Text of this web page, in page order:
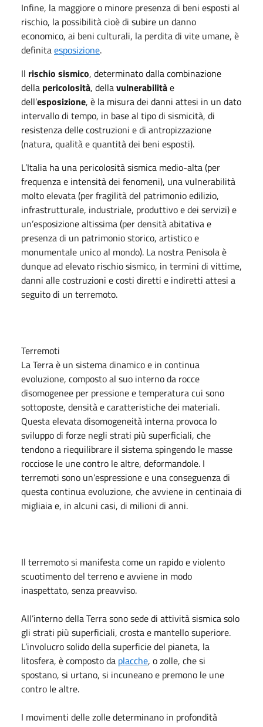
Infine, la maggiore o minore presenza di beni esposti al
rischio, la possibilità cioè di subire un danno
economico, ai beni culturali, la perdita di vite umane, è
definitaesposizione.
Il rischio sismico, determinato dalla combinazione
della pericolosità, dellavulnerabilitàe
dell’esposizione, è la misura dei danni attesi in un dato
intervallo di tempo, in base al tipo di sismicità, di
resistenza delle costruzioni e di antropizzazione
(natura, qualità e quantità dei beni esposti).
L’Italia ha una pericolosità sismica medio-alta (per
frequenza e intensità dei fenomeni), una vulnerabilità
molto elevata (per fragilità del patrimonio edilizio,
infrastrutturale, industriale, produttivo e dei servizi) e
un’esposizione altissima (per densità abitativa e
presenza di un patrimonio storico, artistico e
monumentale unico al mondo). La nostra Penisola è
dunque ad elevato rischio sismico, in termini di vittime,
danni alle costruzioni e costi diretti e indiretti attesi a
seguito di un terremoto.
Terremoti
La Terra è un sistema dinamico e in continua
evoluzione, composto al suo interno da rocce
disomogenee per pressione e temperatura cui sono
sottoposte, densità e caratteristiche dei materiali.
Questa elevata disomogeneità interna provoca lo
sviluppo di forze negli strati più superficiali, che
tendono a riequilibrare il sistema spingendo le masse
rocciose le une contro le altre, deformandole. I
terremoti sono un’espressione e una conseguenza di
questa continua evoluzione, che avviene in centinaia di
migliaia e, in alcuni casi, di milioni di anni.
Il terremoto si manifesta come un rapido e violento
scuotimento del terreno e avviene in modo
inaspettato, senza preavviso.
All’interno della Terra sono sede di attività sismica solo
gli strati più superficiali, crosta e mantello superiore.
L’involucro solido della superficie del pianeta, la
litosfera, è composto da placche, o zolle, che si
spostano, si urtano, si incuneano e premono le une
contro le altre.
I movimenti delle zolle determinano in profondità